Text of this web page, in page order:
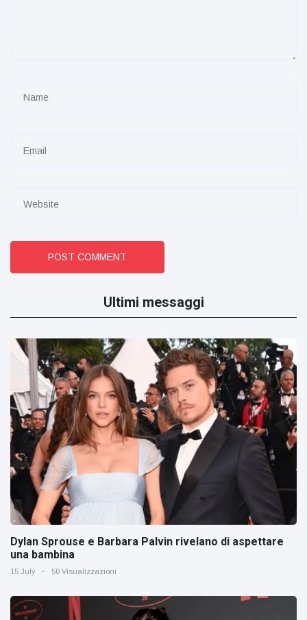
POST COMMENT
Ultimi messaggi
Dylan Sprouse e Barbara Palvin rivelano di aspettare
una bambina
15 July 50 Visualizzazioni